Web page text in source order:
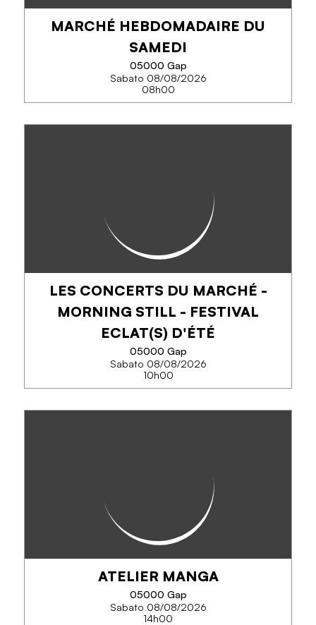
MARCHÉ HEBDOMADAIRE DU
SAMEDI
05000 Gap
Sabato 08/08/2026
08h00
sauront vous faire découvrir les produits locaux de
TELEFONO
SAPERNE DI PIÙ
LES CONCERTS DU MARCHÉ -
MORNING STILL - FESTIVAL
ECLAT(S) D'ÉTÉ
05000 Gap
Sabato 08/08/2026
10h00
Les Concerts du Marché vous donnent rendez-
vous tout l'été pour des concerts gratuits en plein
TELEFONO
ATELIER MANGA
05000 Gap
Sabato 08/08/2026
14h00